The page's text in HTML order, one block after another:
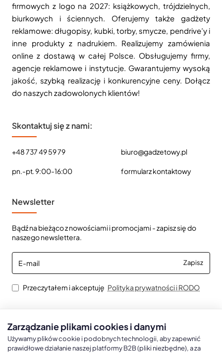
firmowych z logo na 2027: książkowych, trójdzielnych,
biurkowych i ściennych. Oferujemy także gadżety
reklamowe: długopisy, kubki, torby, smycze, pendrive’y i
inne produkty z nadrukiem. Realizujemy zamówienia
online z dostawą w całej Polsce. Obsługujemy firmy,
agencje reklamowe i instytucje. Gwarantujemy wysoką
jakość, szybką realizację i konkurencyjne ceny. Dołącz
do naszych zadowolonych klientów!
Skontaktuj się z nami:
+48 737 49 59 79
pn.-pt. 9:00-16:00
biuro@gadzetowy.pl
formularz kontaktowy
Newsletter
Bądź na bieżąco z nowościami i promocjami - zapisz się do
naszego newslettera.
E-
mail
Zapisz
Przeczytałem i akceptuję Polityka prywatności i RODO
Kalendarze Ścienne
Zarządzanie plikami cookies i danymi
Używamy plików cookie i podobnych technologii, aby zapewnić
prawidłowe działanie naszej platformy B2B (pliki niezbędne), a za